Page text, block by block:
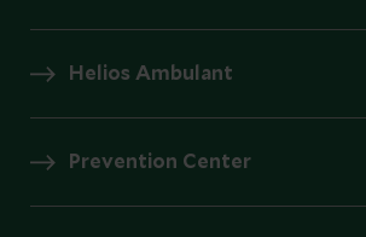
Helios Ambulant
Prevention Center